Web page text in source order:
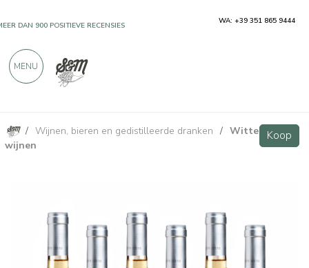
/ Wijnen, bieren en gedistilleerde dranken / Witte
wijnen
Koop
Argentèo Vermentino Toscana IGT - 6 bottiglie - Podere Casina Koop
DAN 900 POSITIEVE RECENSIES WA: +39 351 865 9444
MENU